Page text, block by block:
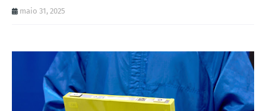
maio 31, 2025